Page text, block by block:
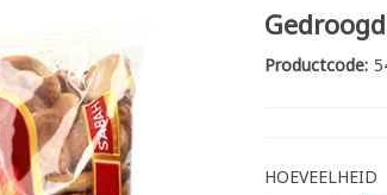
Productcode:
HOEVEELHEID